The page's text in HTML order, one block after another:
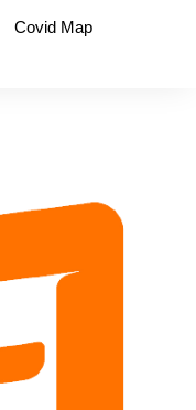
Covid Map